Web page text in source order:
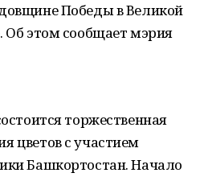
Победы в Великой
Об этом сообщает мэрия
торжественная
цветов с участием
Башкортостан. Начало